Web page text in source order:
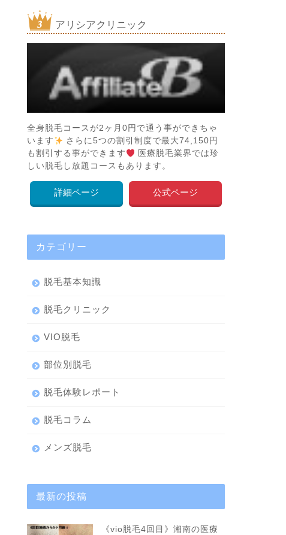
アリシアクリニック
全身脱毛コースが2ヶ月0円で通う事ができちゃ
います
さらに5つの割引制度で最大74,150円
も割引する事ができます
医療脱毛業界では珍
しい脱毛し放題コースもあります。
詳細ページ 公式ページ
カテゴリー
脱毛基本知識
脱毛クリニック
VIO脱毛
部位別脱毛
脱毛体験レポート
脱毛コラム
メンズ脱毛
最新の投稿
《vio脱毛4回目》湘南の医療